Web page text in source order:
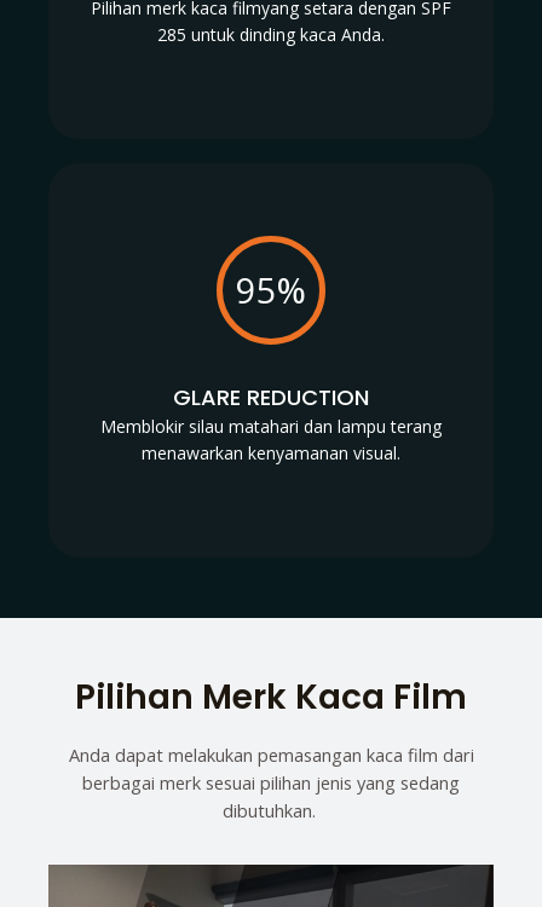
Pilihan merk kaca filmyang setara dengan SPF
285 untuk dinding kaca Anda.
95%
GLARE REDUCTION
Memblokir silau matahari dan lampu terang
menawarkan kenyamanan visual.
Pilihan Merk Kaca Film
Anda dapat melakukan pemasangan kaca film dari
berbagai merk sesuai pilihan jenis yang sedang
dibutuhkan.